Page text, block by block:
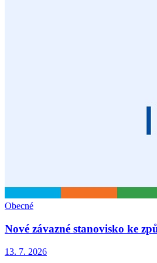
Obecné
Nové závazné stanovisko ke
13. 7. 2026